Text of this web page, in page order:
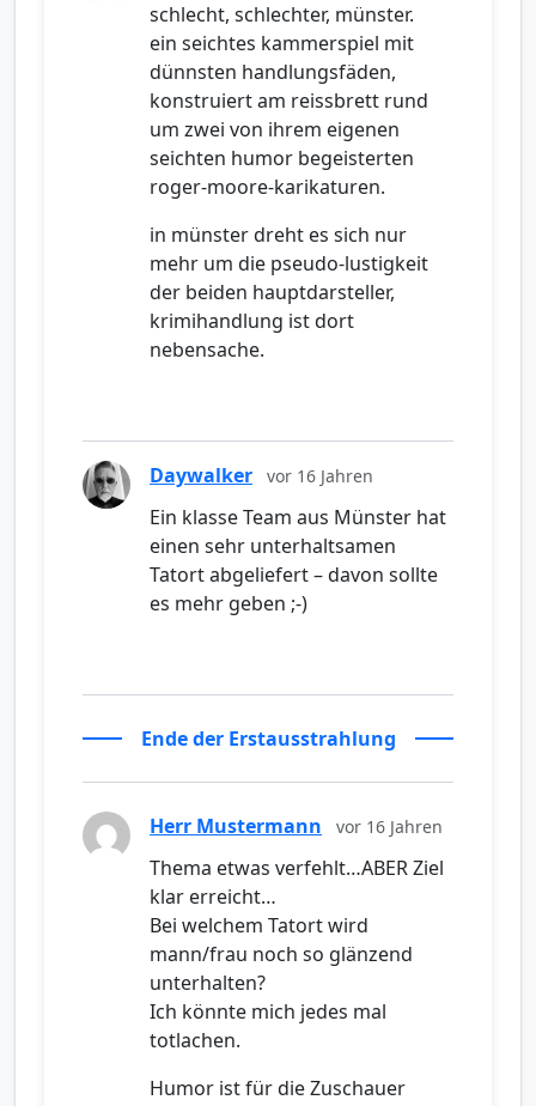
schlecht, schlechter, münster.
ein seichtes kammerspiel mit
dünnsten handlungsfäden,
konstruiert am reissbrett rund
um zwei von ihrem eigenen
seichten humor begeisterten
roger-moore-karikaturen.
in münster dreht es sich nur
mehr um die pseudo-lustigkeit
der beiden hauptdarsteller,
krimihandlung ist dort
nebensache.
Daywalker vor 16 Jahren
Ein klasse Team aus Münster hat
einen sehr unterhaltsamen
Tatort abgeliefert – davon sollte
es mehr geben ;-)
Ende der Erstausstrahlung
Herr Mustermann vor 16 Jahren
Thema etwas verfehlt…ABER Ziel
klar erreicht…
Bei welchem Tatort wird
mann/frau noch so glänzend
unterhalten?
Ich könnte mich jedes mal
totlachen.
Humor ist für die Zuschauer